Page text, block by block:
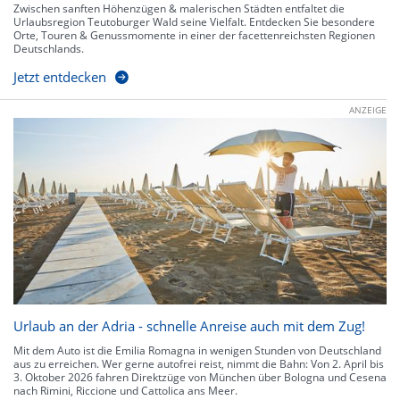
Zwischen sanften Höhenzügen & malerischen Städten entfaltet die
Urlaubsregion Teutoburger Wald seine Vielfalt. Entdecken Sie besondere
Orte, Touren & Genussmomente in einer der facettenreichsten Regionen
Deutschlands.
Jetzt entdecken
ANZEIGE
Urlaub an der Adria - schnelle Anreise auch mit dem Zug!
Mit dem Auto ist die Emilia Romagna in wenigen Stunden von Deutschland
aus zu erreichen. Wer gerne autofrei reist, nimmt die Bahn: Von 2. April bis
3. Oktober 2026 fahren Direktzüge von München über Bologna und Cesena
nach Rimini, Riccione und Cattolica ans Meer.